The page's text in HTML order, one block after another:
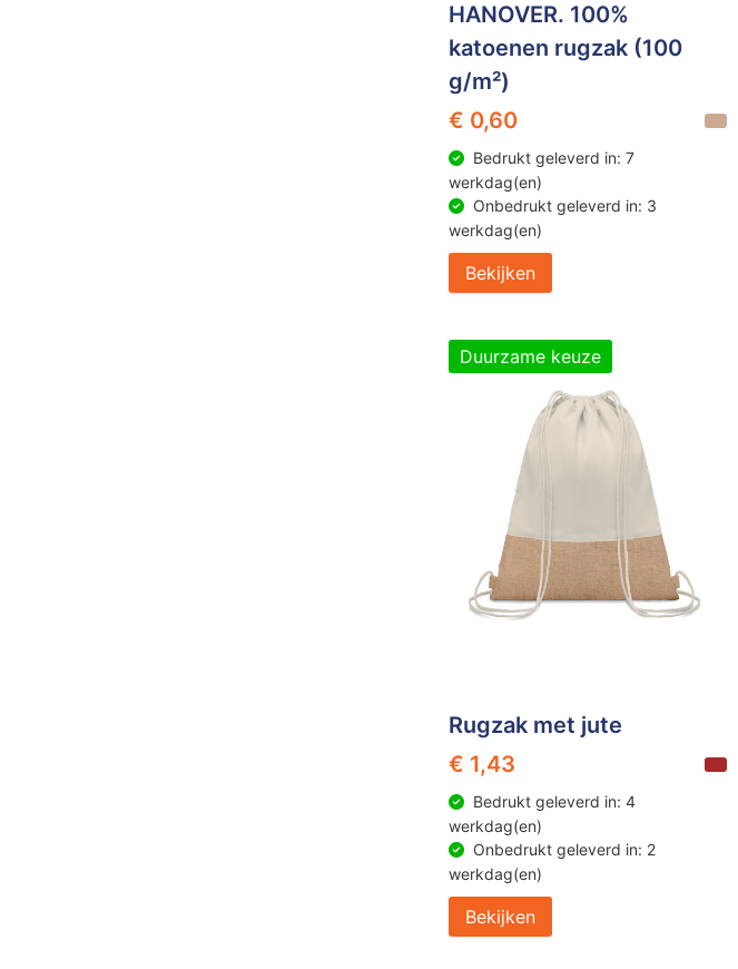
HANOVER. 100%
katoenen rugzak (100
g/m²)
€ 0,60
Bedrukt geleverd in: 7
werkdag(en)
Onbedrukt geleverd in: 3
werkdag(en)
Bekijken
Duurzame keuze
Rugzak met jute
€ 1,43
Bedrukt geleverd in: 4
werkdag(en)
Onbedrukt geleverd in: 2
werkdag(en)
Bekijken